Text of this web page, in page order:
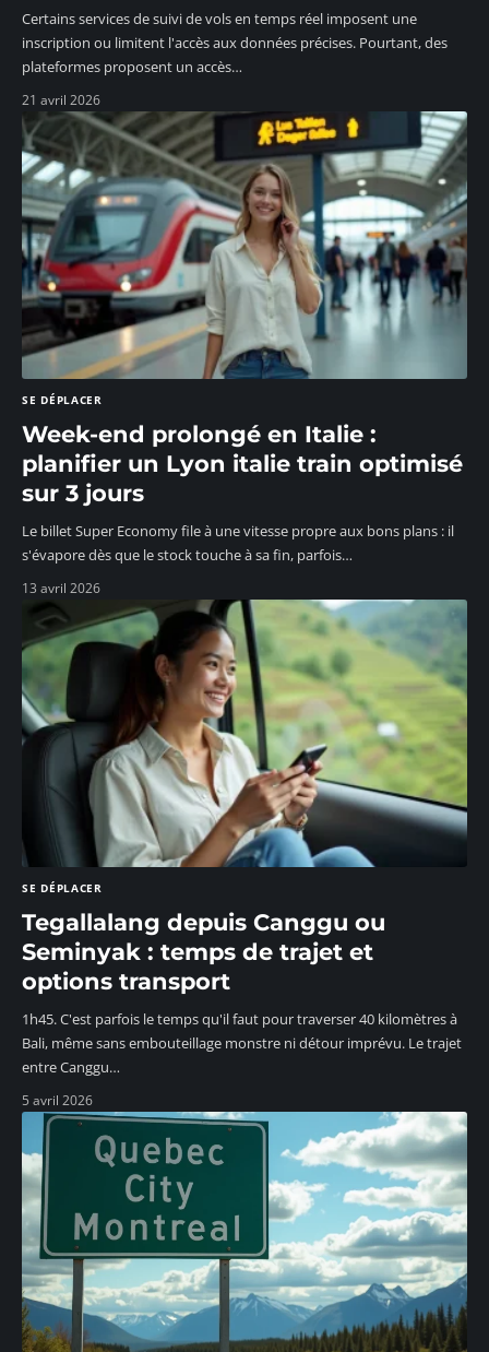
Certains services de suivi de vols en temps réel imposent une
inscription ou limitent l'accès aux données précises. Pourtant, des
plateformes proposent un accès…
21 avril 2026
SE DÉPLACER
Week-end prolongé en Italie :
planifier un Lyon italie train optimisé
sur 3 jours
Le billet Super Economy file à une vitesse propre aux bons plans : il
s'évapore dès que le stock touche à sa fin, parfois…
13 avril 2026
SE DÉPLACER
Tegallalang depuis Canggu ou
Seminyak : temps de trajet et
options transport
1h45. C'est parfois le temps qu'il faut pour traverser 40 kilomètres à
Bali, même sans embouteillage monstre ni détour imprévu. Le trajet
entre Canggu…
5 avril 2026